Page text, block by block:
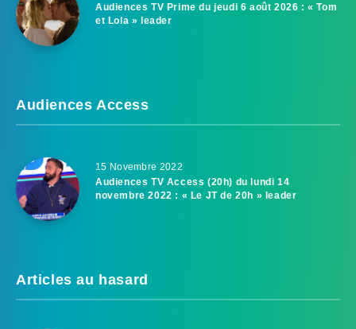
Audiences TV Prime du jeudi 6 août 2026 : « Tom
et Lola » leader
Audiences Access
15 Novembre 2022
Audiences TV Access (20h) du lundi 14
novembre 2022 : « Le JT de 20h » leader
Articles au hasard